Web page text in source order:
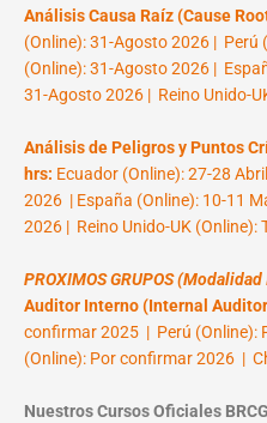
Análisis Causa Raíz (Cause
(Online): 31-Agosto 2026 | Perú
(Online): 31-Agosto 2026 |
31-Agosto 2026 | Reino Unido-
Análisis de Peligros y Puntos
hrs: Ecuador (Online): 27-28
2026 | España (Online): 10-11
2026 | Reino Unido-UK (Online):
PROXIMOS GRUPOS
Auditor Interno (Internal
confirmar 2025 | Perú (Online):
(Online): Por confirmar 2026 |
Nuestros Cursos Oficiales